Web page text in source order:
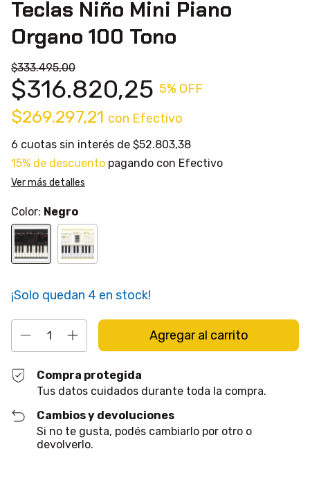
Teclas Niño Mini Piano
Organo 100 Tono
$333.495,00
$316.820,25 5% OFF
$269.297,21 con Efectivo
6 cuotas sin interés de $52.803,38
15% de descuento pagando con Efectivo
Ver más detalles
Color: Negro
¡Solo quedan 4 en stock!
Compra protegida
Tus datos cuidados durante toda la compra.
Cambios y devoluciones
Si no te gusta, podés cambiarlo por otro o
devolverlo.